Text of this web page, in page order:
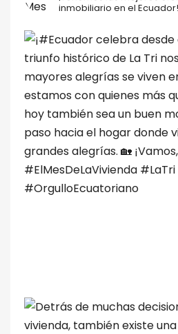
inmobiliario en el Ecuador!